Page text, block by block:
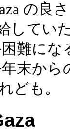
の良
してい
難に
末から
ども。